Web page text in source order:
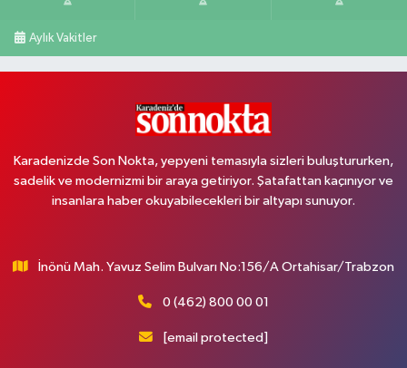
Aylık Vakitler
Karadenizde Son Nokta, yepyeni temasıyla sizleri buluştururken,
sadelik ve modernizmi bir araya getiriyor. Şatafattan kaçınıyor ve
insanlara haber okuyabilecekleri bir altyapı sunuyor.
İnönü Mah. Yavuz Selim Bulvarı No:156/A Ortahisar/Trabzon
0 (462) 800 00 01
[email protected]